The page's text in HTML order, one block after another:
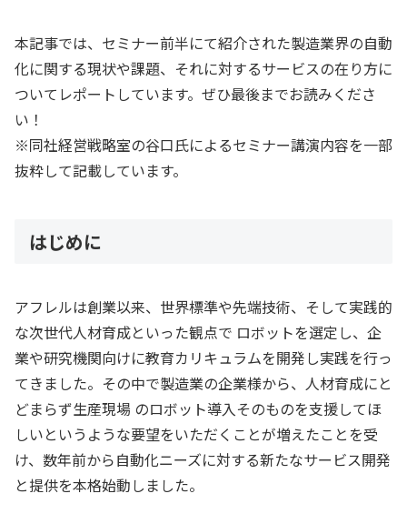
本記事では、セミナー前半にて紹介された製造業界の自動
化に関する現状や課題、それに対するサービスの在り方に
ついてレポートしています。ぜひ最後までお読みくださ
い！
※同社経営戦略室の谷口氏によるセミナー講演内容を一部
抜粋して記載しています。
はじめに
アフレルは創業以来、世界標準や先端技術、そして実践的
な次世代人材育成といった観点で ロボットを選定し、企
業や研究機関向けに教育カリキュラムを開発し実践を行っ
てきました。その中で製造業の企業様から、人材育成にと
どまらず生産現場 のロボット導入そのものを支援してほ
しいというような要望をいただくことが増えたことを受
け、数年前から自動化ニーズに対する新たなサービス開発
と提供を本格始動しました。